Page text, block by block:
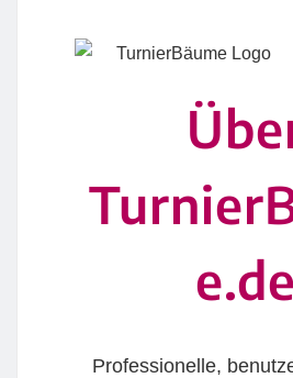
e.de
Professionelle,